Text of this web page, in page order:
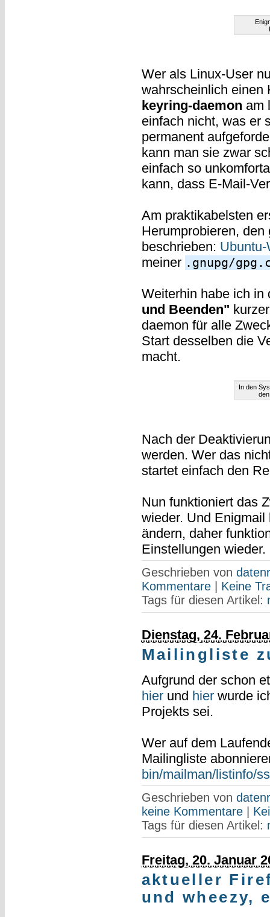
Wer als Linux-User
wahrscheinlich einen
keyring-daemon am
einfach nicht, was er
permanent
kann man sie zwar
einfach so
kann, dass E-Mail-
Am praktikabelsten
Herumprobieren, den
beschrieben:
meiner .gnupg/
Weiterhin habe ich
und Beenden"
daemon für alle
Start desselben die
macht.
In den
Nach der
werden. Wer das
startet einfach den
Nun funktioniert das
wieder. Und
ändern, daher
Einstellungen wieder.
Geschrieben von
Kommentare| Keine
Tags für diesen Artikel:
Dienstag, 24.
Mailingliste
Aufgrund der schon
hierund hierwurde
Projekts sei.
Wer auf dem
Mailingliste
bin/mailman/listinfo/
Geschrieben von
keine Kommentare|
Tags für diesen Artikel:
Freitag, 20. Januar
aktueller
und wheezy,